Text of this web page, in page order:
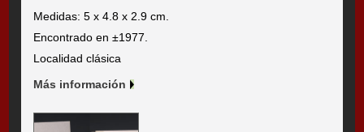
Medidas: 5 x 4.8 x 2.9 cm.
Encontrado en ±1977.
Localidad clásica
Más información